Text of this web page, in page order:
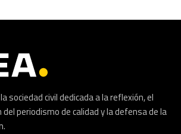
sociedad civil dedicada a la reflexión, el
del periodismo de calidad y la defensa de la